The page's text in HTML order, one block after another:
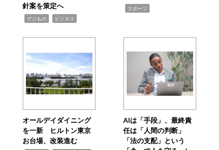
針案を策定へ
デジもの ビジネス
スポーツ
オールデイダイニング
を一新 ヒルトン東京
お台場、改装進む
AIは「手段」、最終責
任は「人間の判断」
「法の支配」という